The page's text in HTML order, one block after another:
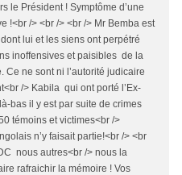
le Président ! Symptôme d’une
!<br /> <br /> <br /> Mr Bemba est
lui et les siens ont perpétré
inoffensives et paisibles de la
Ce ne sont ni l’autorité judicaire
/> Kabila qui ont porté l’Ex-
bas il y est par suite de crimes
témoins et victimes<br />
n’y faisait partie!<br /> <br
nous autres<br /> nous la
rafraichir la mémoire ! Vos